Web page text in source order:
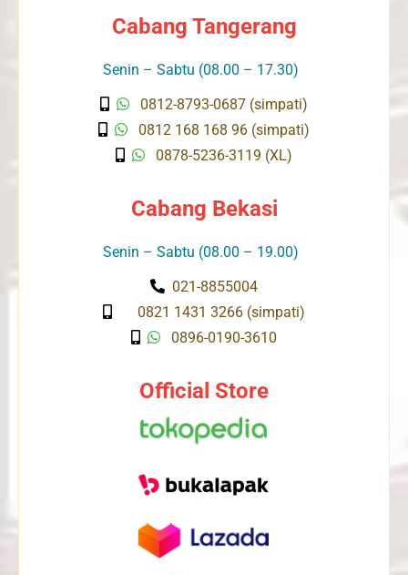
Cabang Tangerang
Senin – Sabtu (08.00 – 17.30)
0812-8793-0687 (simpati)
0812 168 168 96 (simpati)
0878-5236-3119 (XL)
Cabang Bekasi
Senin – Sabtu (08.00 – 19.00)
021-8855004
0821 1431 3266 (simpati)
0896-0190-3610
Official Store